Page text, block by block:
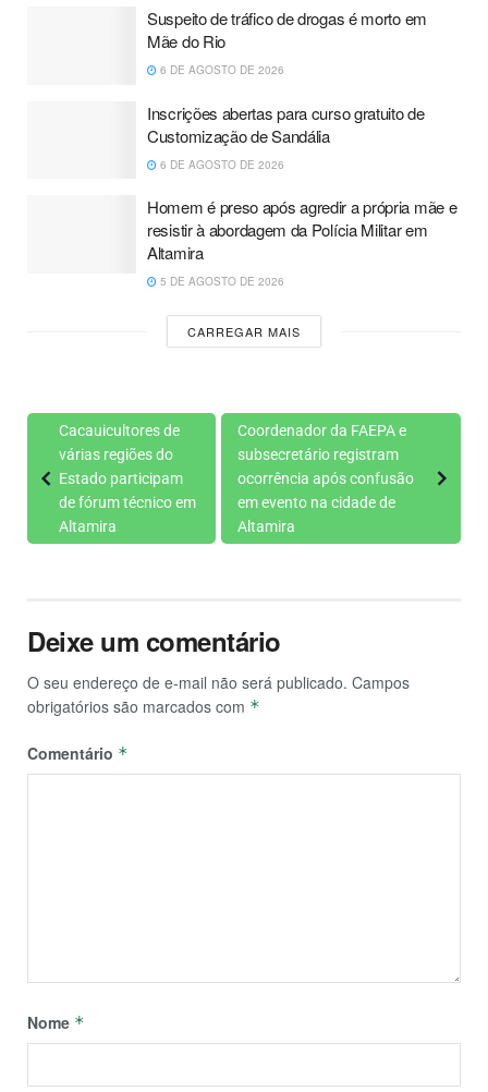
Suspeito de tráfico de drogas é morto em
Mãe do Rio
6 DE AGOSTO DE 2026
Inscrições abertas para curso gratuito de
Customização de Sandália
6 DE AGOSTO DE 2026
Homem é preso após agredir a própria mãe e
resistir à abordagem da Polícia Militar em
Altamira
5 DE AGOSTO DE 2026
CARREGAR MAIS
Cacauicultores de
várias regiões do
Estado participam
de fórum técnico em
Altamira
Coordenador da FAEPA e
subsecretário registram
ocorrência após confusão
em evento na cidade de
Altamira
Deixe um comentário
O seu endereço de e-mail não será publicado. Campos
obrigatórios são marcados com *
Comentário *
Nome *